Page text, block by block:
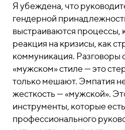
Я убеждена, что
гендерной
выстраиваются процессы,
реакция на кризисы, как
коммуникация. Разговоры
«мужском» стиле — это
только мешают. Эмпатия
жесткость — «мужской».
инструменты, которые
профессионального